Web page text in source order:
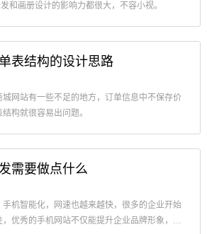
和画册设计的影响力都很大，不容小视。
表结构的设计思路
网站有一些不足的地方，订单信息中不保存价
构就很容易出问题。
需要做点什么
手机智能化，网速也越来越快，很多的企业开始
优秀的手机网站不仅能提升企业品牌形象，还